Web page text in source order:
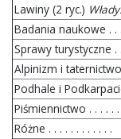
Lawiny (2 ryc.)
Badania naukowe . .
Sprawy turystyczne .
Alpinizm i taternictwo
Podhale i
Piśmiennictwo . . . . . .
Różne . . . . . . . . . . . .